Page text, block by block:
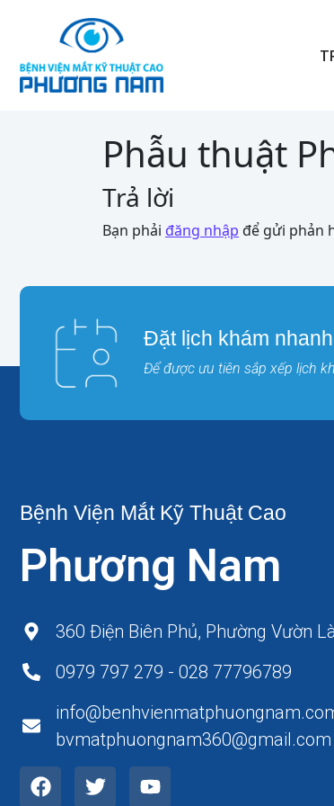
Phẫu thuật
Trả lời
Bạn phải đăng nhập để gửi phản
Đặt lịch khám
Để được ưu tiên sắp xếp lịch
Bệnh Viện Mắt Kỹ Thuật Cao
Phương Nam
360 Điện Biên Phủ, Phường Vườn
0979 797 279 - 028 77796789
bvmatphuongnam360@gmail.com